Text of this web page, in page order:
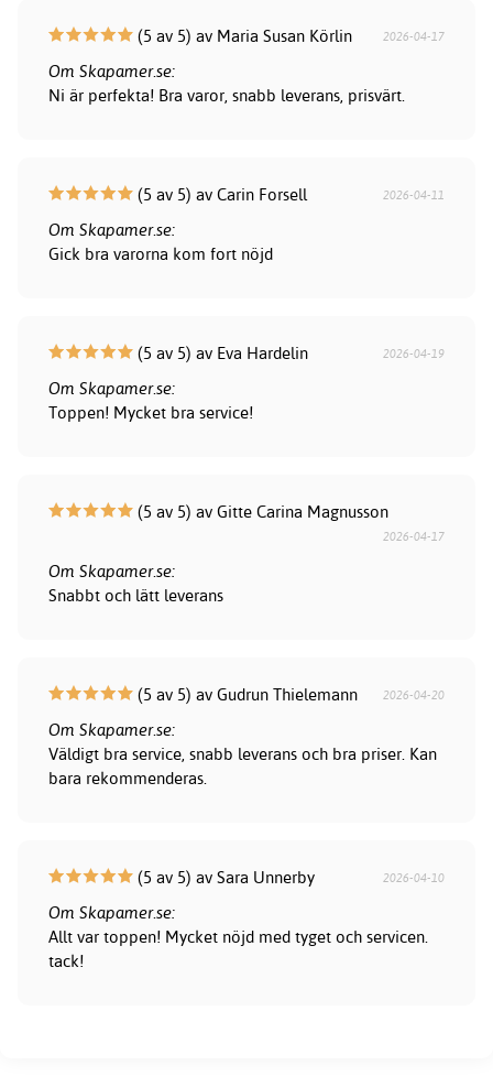
(5 av 5) av Maria Susan Körlin 2026-04-17
Om Skapamer.se:
Ni är perfekta! Bra varor, snabb leverans, prisvärt.
(5 av 5) av Carin Forsell 2026-04-11
Om Skapamer.se:
Gick bra varorna kom fort nöjd
(5 av 5) av Eva Hardelin 2026-04-19
Om Skapamer.se:
Toppen! Mycket bra service!
(5 av 5) av Gitte Carina Magnusson
2026-04-17
Om Skapamer.se:
Snabbt och lätt leverans
(5 av 5) av Gudrun Thielemann 2026-04-20
Om Skapamer.se:
Väldigt bra service, snabb leverans och bra priser. Kan
bara rekommenderas.
(5 av 5) av Sara Unnerby 2026-04-10
Om Skapamer.se:
Allt var toppen! Mycket nöjd med tyget och servicen.
tack!